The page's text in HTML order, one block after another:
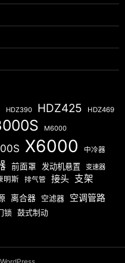
HDZ390 HDZ425 HDZ469
M6000
X6000 中冷器
前面罩 发动机悬置 变速器
明斯 排气管 接头 支架
离合器 空滤器 空调管路
锁 鼓式制动